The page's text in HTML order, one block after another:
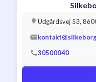
Udgårdsvej 53,
30500040